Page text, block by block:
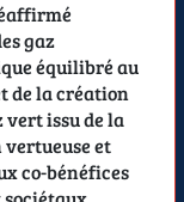
gaz
équilibré au
de la création
issu de la
et
co-bénéfices